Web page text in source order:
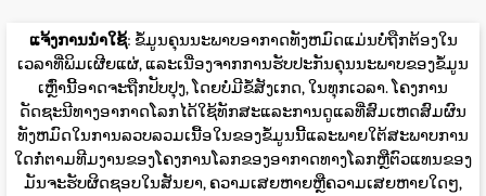
ແຈ້ງການນໍາໃຊ້: ຂໍ້ມູນຄຸນນະພາບອາກາດທັງຫມົດແມ່ນບໍ່ຖືກຕ້ອງໃນ
ເວລາທີ່ພິມເຜີຍແຜ່, ແລະເນື່ອງຈາກການຮັບປະກັນຄຸນນະພາບຂອງຂໍ້ມູນ
ເຫຼົ່ານີ້ອາດຈະຖືກປັບປຸງ, ໂດຍບໍ່ມີຂໍ້ສັງເກດ, ໃນທຸກເວລາ. ໂຄງການ
ດັດຊະນີທາງອາກາດໂລກໄດ້ໃຊ້ທັກສະແລະການດູແລທີ່ສົມເຫດສົມຜົນ
ທັງຫມົດໃນການລວບລວມເນື້ອໃນຂອງຂໍ້ມູນນີ້ແລະພາຍໃຕ້ສະພາບການ
ໃດກໍ່ຕາມທີມງານຂອງໂຄງການໂລກຂອງອາກາດທາງໂລກຫຼືຕົວແທນຂອງ
ມັນຈະຮັບຜິດຊອບໃນສັນຍາ, ຄວາມເສຍຫາຍຫຼືຄວາມເສຍຫາຍໃດໆ,